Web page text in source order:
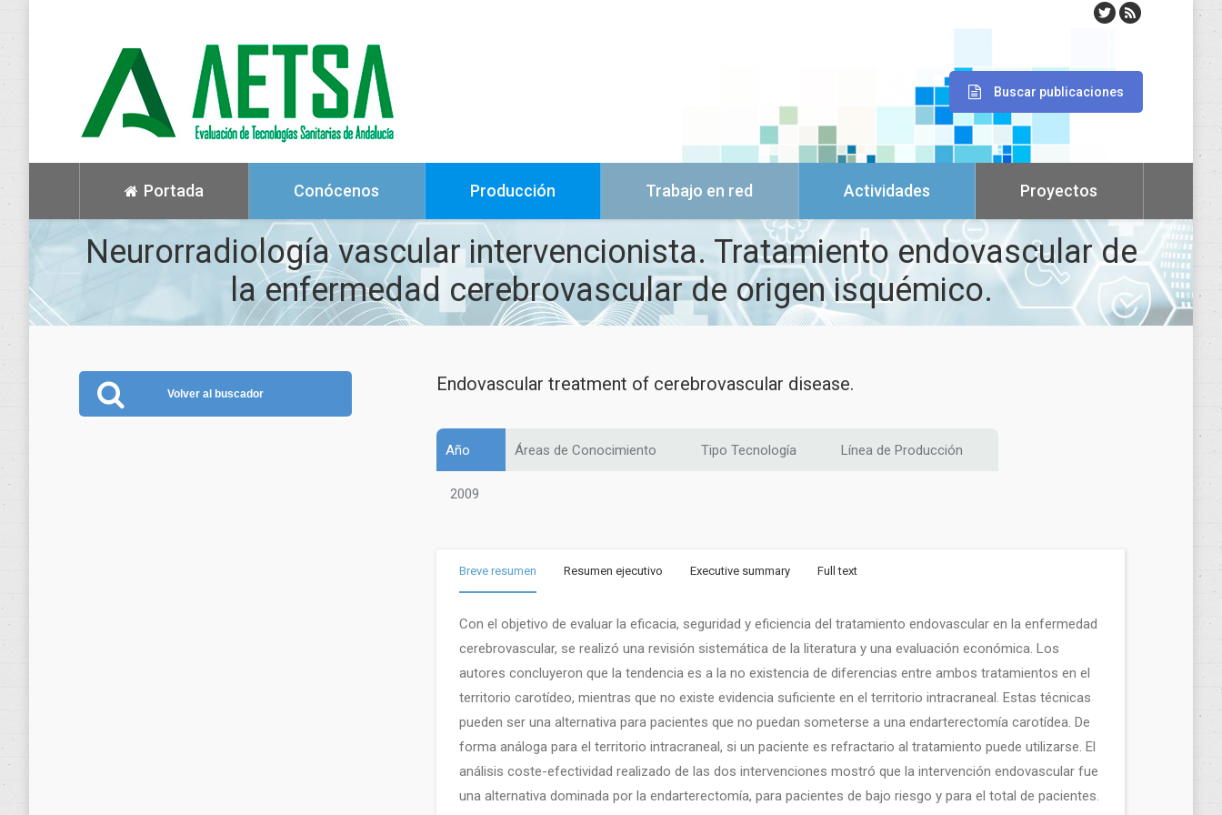
Buscar publicaciones
Portada Conócenos Producción Trabajo en red Actividades Proyectos
Neurorradiología vascular intervencionista. Tratamiento endovascular de
la enfermedad cerebrovascular de origen isquémico.
Volver al buscador Endovascular treatment of cerebrovascular disease.
Año Áreas de Conocimiento Tipo Tecnología Línea de Producción
2009
Breve resumen Resumen ejecutivo Executive summary Full text
Con el objetivo de evaluar la eficacia, seguridad y eficiencia del tratamiento endovascular en la enfermedad
cerebrovascular, se realizó una revisión sistemática de la literatura y una evaluación económica. Los
autores concluyeron que la tendencia es a la no existencia de diferencias entre ambos tratamientos en el
territorio carotídeo, mientras que no existe evidencia suficiente en el territorio intracraneal. Estas técnicas
pueden ser una alternativa para pacientes que no puedan someterse a una endarterectomía carotídea. De
forma análoga para el territorio intracraneal, si un paciente es refractario al tratamiento puede utilizarse. El
análisis coste-efectividad realizado de las dos intervenciones mostró que la intervención endovascular fue
una alternativa dominada por la endarterectomía, para pacientes de bajo riesgo y para el total de pacientes.